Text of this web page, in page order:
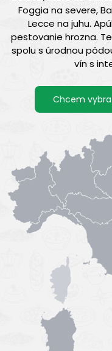
Foggia na severe,
Lecce na juhu.
pestovanie hrozna.
spolu s úrodnou
vín s
Chcem